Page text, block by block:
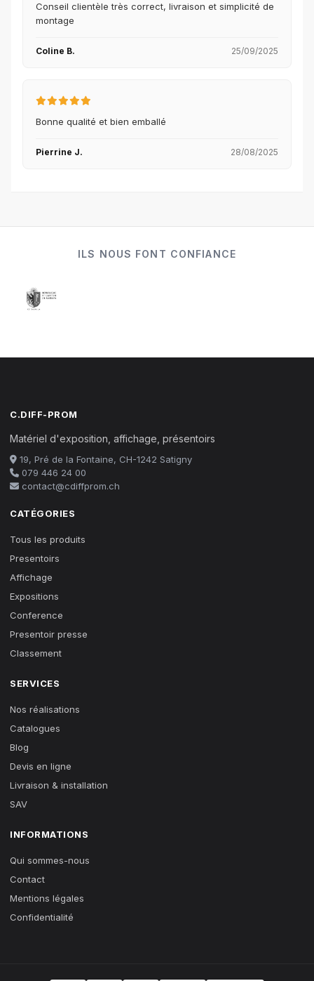
Conseil clientèle très correct, livraison et simplicité de
montage
Coline B. 25/09/2025
Bonne qualité et bien emballé
Pierrine J. 28/08/2025
ILS NOUS FONT CONFIANCE
C.DIFF-PROM
Matériel d'exposition, affichage, présentoirs
19, Pré de la Fontaine, CH-1242 Satigny
079 446 24 00
contact@cdiffprom.ch
CATÉGORIES
Tous les produits
Presentoirs
Affichage
Expositions
Conference
Presentoir presse
Classement
SERVICES
Nos réalisations
Catalogues
Blog
Devis en ligne
Livraison & installation
SAV
INFORMATIONS
Qui sommes-nous
Contact
Mentions légales
Confidentialité